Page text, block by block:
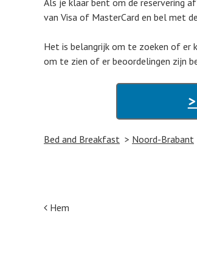
Als je klaar bent om de reservering
van Visa of MasterCard en bel met
Het is belangrijk om te zoeken of er
om te zien of er beoordelingen zijn
Bed and Breakfast Noord-Brabant
Post navigation
Hem